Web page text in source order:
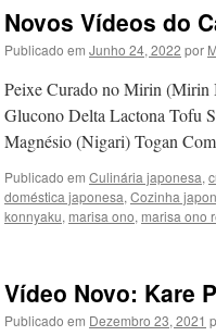
conteúdo
Novos Vídeos do
Publicado em Junho 24, 2022 por
Peixe Curado no Mirin (Mirin
Glucono Delta Lactona Tofu
Magnésio (Nigari) Togan
Publicado em Culinária japonesa,
doméstica japonesa, Cozinha
konnyaku, marisa ono, marisa ono
Vídeo Novo: Kare
Publicado em Dezembro 23, 2021